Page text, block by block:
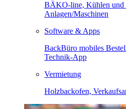
BÄKO-line, Kühlen und
Anlagen/Maschinen
Software & Apps
BackBüro mobiles
Technik-App
Vermietung
Holzbackofen,